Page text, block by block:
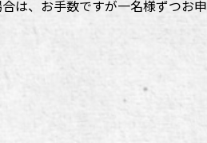
は、お手数ですが一名様ずつお申